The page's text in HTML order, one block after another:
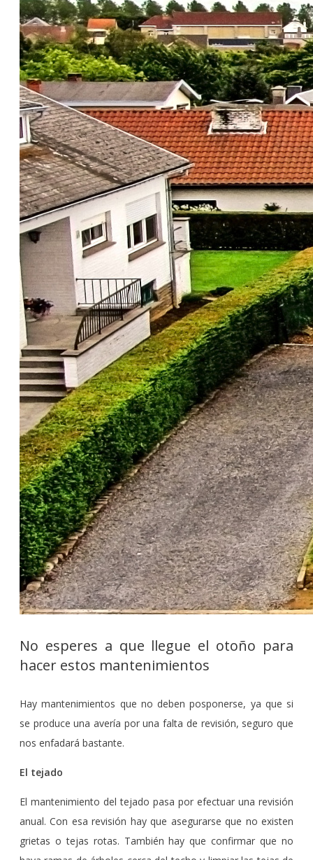
No esperes a que llegue el otoño para
hacer estos mantenimientos
Hay mantenimientos que no deben posponerse, ya que si
se produce una avería por una falta de revisión, seguro que
nos enfadará bastante.
El tejado
El mantenimiento del tejado pasa por efectuar una revisión
anual. Con esa revisión hay que asegurarse que no existen
grietas o tejas rotas. También hay que confirmar que no